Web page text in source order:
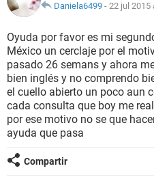
NUTRICIÓN
BIENESTAR
SEXUALIDAD
GLOSARIO
Daniela6499 - 22 jul 2015
Oyuda por favor es mi
México un cerclaje por el
pasado 26 semans y ahora
bien inglés y no comprendo
el cuello abierto un poco aun
cada consulta que boy me
por ese motivo no se que
ayuda que pasa
Compartir